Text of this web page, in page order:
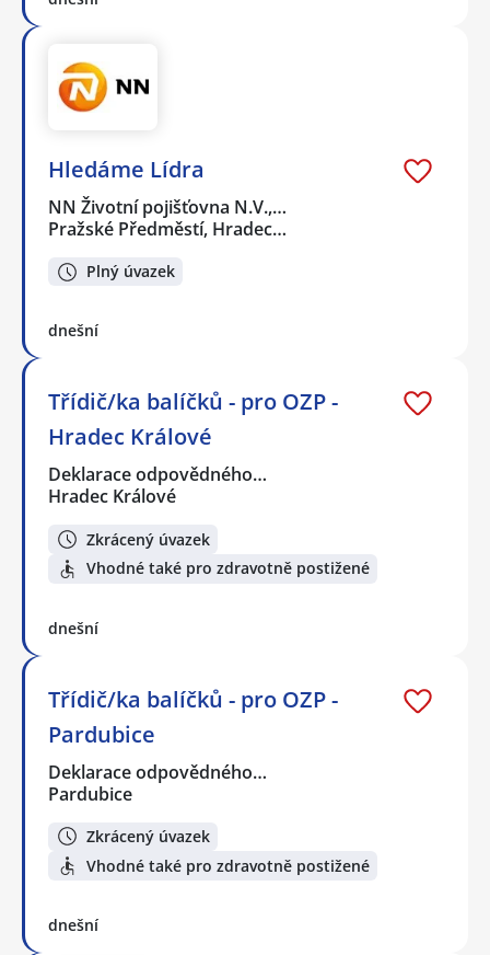
Hledáme Lídra
NN Životní pojišťovna N.V.,…
Pražské Předměstí, Hradec…
Plný úvazek
dnešní
Třídič/ka balíčků - pro OZP -
Hradec Králové
Deklarace odpovědného…
Hradec Králové
Zkrácený úvazek
Vhodné také pro zdravotně postižené
dnešní
Třídič/ka balíčků - pro OZP -
Pardubice
Deklarace odpovědného…
Pardubice
Zkrácený úvazek
Vhodné také pro zdravotně postižené
dnešní